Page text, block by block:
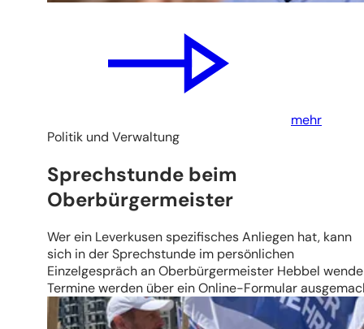
mehr
Politik und Verwaltung
Sprechstunde beim
Oberbürgermeister
Wer ein Leverkusen spezifisches Anliegen hat, kann
sich in der Sprechstunde im persönlichen
Einzelgespräch an Oberbürgermeister Hebbel
Termine werden über ein Online-Formular